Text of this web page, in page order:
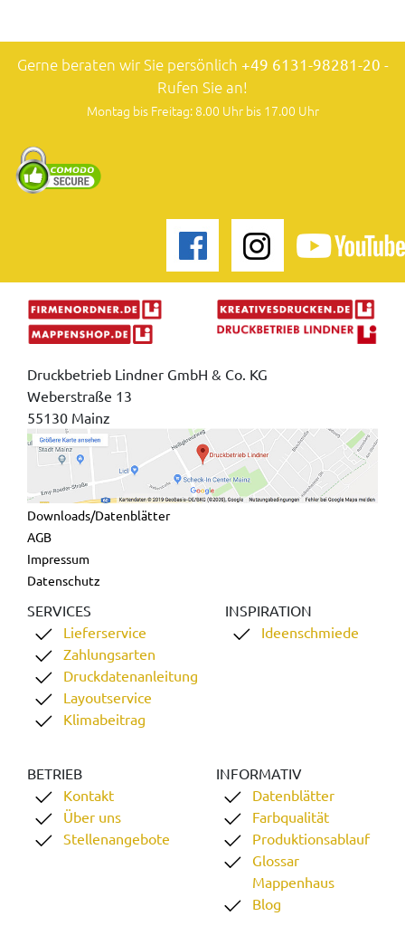
Gerne beraten wir Sie persönlich +49 6131-98281-20 -
Rufen Sie an!
Montag bis Freitag: 8.00 Uhr bis 17.00 Uhr
Druckbetrieb Lindner GmbH & Co. KG
Weberstraße 13
55130 Mainz
Downloads/Datenblätter
AGB
Impressum
Datenschutz
SERVICES
Lieferservice
Zahlungsarten
Druckdatenanleitung
Layoutservice
Klimabeitrag
INSPIRATION
Ideenschmiede
BETRIEB
Kontakt
Über uns
Stellenangebote
INFORMATIV
Datenblätter
Farbqualität
Produktionsablauf
Glossar
Mappenhaus
Blog